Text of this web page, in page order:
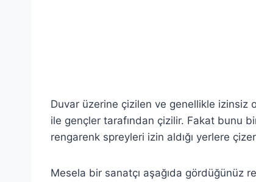
Duvar üzerine çizilen ve genellikle
ile gençler tarafından çizilir. Fakat bunu
rengarenk spreyleri izin aldığı yerlere
Mesela bir sanatçı aşağıda gördüğünüz